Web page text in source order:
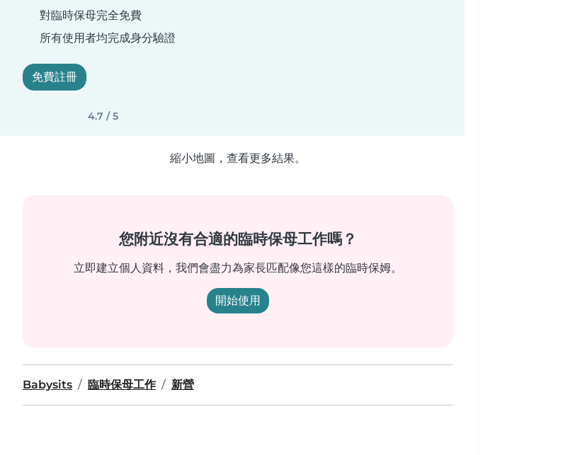
對臨時保母完全免費
所有使用者均完成身分驗證
免費註冊
4.7 / 5
縮小地圖，查看更多結果。
您附近沒有合適的臨時保母工作嗎？
立即建立個人資料，我們會盡力為家長匹配像您這樣的臨時保姆。
開始使用
Babysits 臨時保母工作 新營